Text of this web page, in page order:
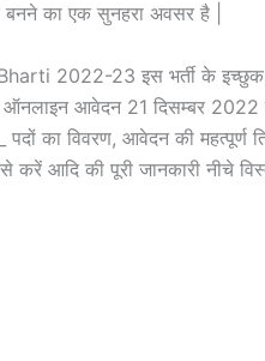
बनने का एक सुनहरा अवसर है |
2022-23 इस भर्ती के इच्छुक
ऑनलाइन आवेदन 21 दिसम्बर
पदों का विवरण, आवेदन की
आदि की पूरी जानकारी नीचे